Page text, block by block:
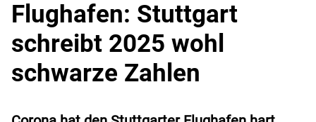
Flughafen: Stuttgart
schreibt 2025 wohl
schwarze Zahlen